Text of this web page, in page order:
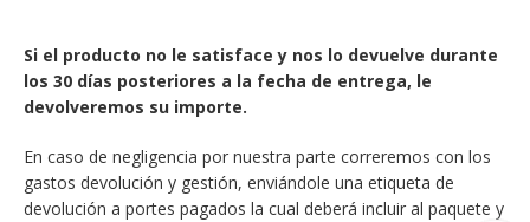
Si el producto no le satisface y nos lo devuelve durante
los 30 días posteriores a la fecha de entrega, le
devolveremos su importe.
En caso de negligencia por nuestra parte correremos con los
gastos devolución y gestión, enviándole una etiqueta de
devolución a portes pagados la cual deberá incluir al paquete y